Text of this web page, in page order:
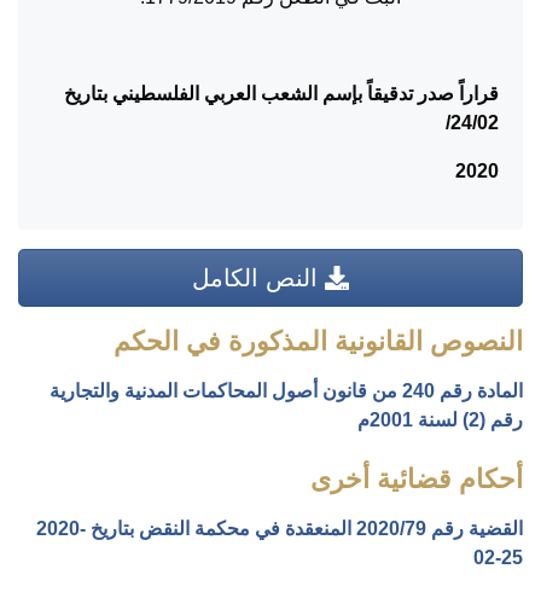
قراراً صدر تدقيقاً بإسم الشعب العربي الفلسطيني بتاريخ
24/02/
2020
النص الكامل
النصوص القانونية المذكورة في الحكم
المادة رقم 240 من قانون أصول المحاكمات المدنية والتجارية
رقم (2) لسنة 2001م
أحكام قضائية أخرى
القضية رقم ‎79‏/‎2020‏ المنعقدة في محكمة النقض بتاريخ ‎2020-
02-25‏